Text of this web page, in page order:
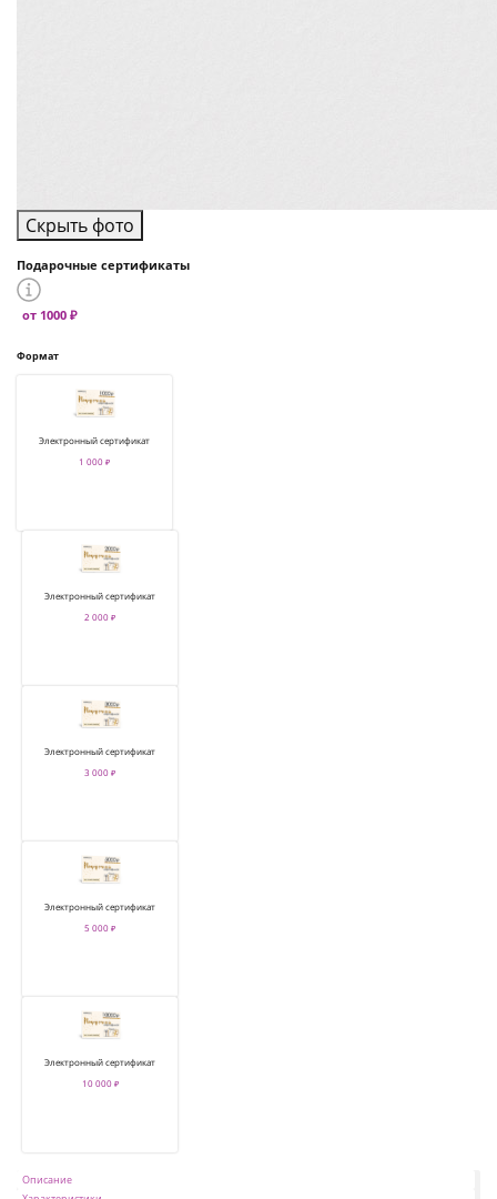
Скрыть фото
Подарочные сертификаты
от 1000 ₽
Формат
Электронный сертификат
1 000 ₽
Электронный сертификат
2 000 ₽
Электронный сертификат
3 000 ₽
Электронный сертификат
5 000 ₽
Электронный сертификат
10 000 ₽
Описание